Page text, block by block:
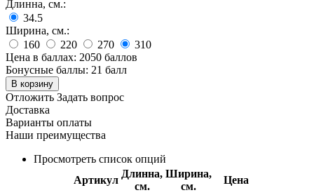
Длинна, см.:
34.5
Ширина, см.:
160
220 270
310
Цена в баллах: 2050 баллов
Бонусные баллы: 21 балл
В корзину
Отложить Задать вопрос
Доставка
Варианты оплаты
Наши преимущества
Просмотреть список опций
Артикул
Длинна,
см.
Ширина,
см.
Цена